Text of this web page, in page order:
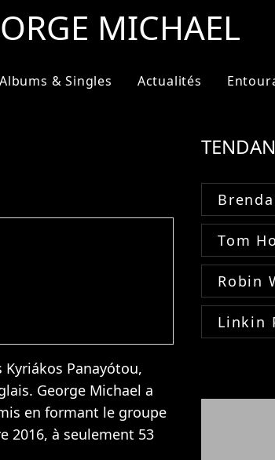
MICHAEL
Albums & Singles Actualités
Panayótou,
George Michael a
en formant le groupe
2016, à seulement 53
Tom
Robin
Linkin